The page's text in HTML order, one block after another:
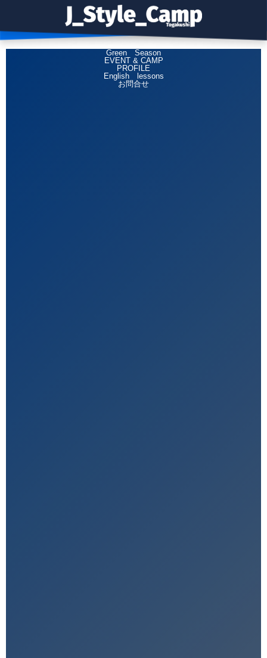
…×
TOP
Green Season
EVENT & CAMP
PROFILE
English lessons
お問合せ